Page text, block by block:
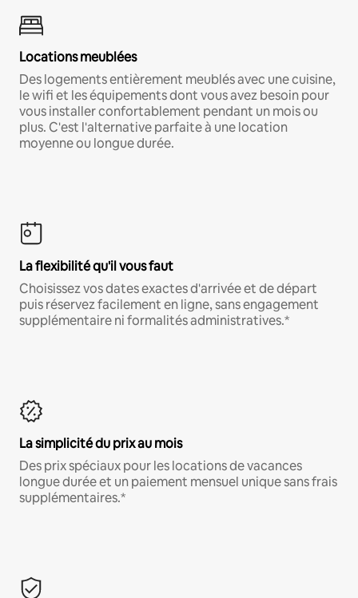
Locations meublées
Des logements entièrement meublés avec une cuisine,
le wifi et les équipements dont vous avez besoin pour
vous installer confortablement pendant un mois ou
plus. C'est l'alternative parfaite à une location
moyenne ou longue durée.
La flexibilité qu'il vous faut
Choisissez vos dates exactes d'arrivée et de départ
puis réservez facilement en ligne, sans engagement
supplémentaire ni formalités administratives.*
La simplicité du prix au mois
Des prix spéciaux pour les locations de vacances
longue durée et un paiement mensuel unique sans frais
supplémentaires.*